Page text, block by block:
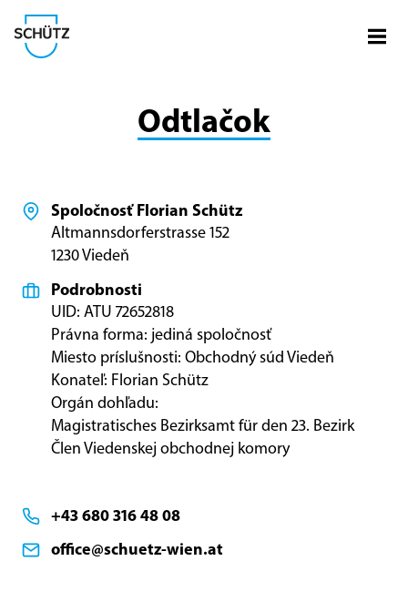
Odtlačok
Spoločnosť Florian Schütz
Altmannsdorferstrasse 152
1230 Viedeň
Podrobnosti
UID: ATU 72652818
Právna forma: jediná spoločnosť
Miesto príslušnosti: Obchodný súd Viedeň
Konateľ: Florian Schütz
Orgán dohľadu:
Magistratisches Bezirksamt für den 23. Bezirk
Člen Viedenskej obchodnej komory
+43 680 316 48 08
office@schuetz-wien.at